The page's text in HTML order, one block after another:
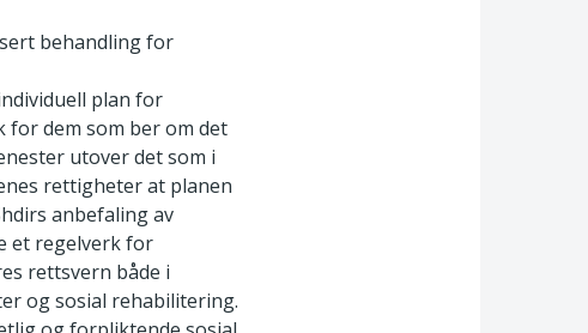
behandling for
plan for
for dem som ber om det
utover det som i
rettigheter at planen
anbefaling av
et regelverk for
rettsvern både i
og sosial rehabilitering.